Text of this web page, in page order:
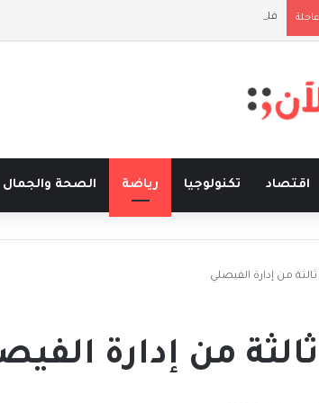
عاجلة فلسفة الخيط والموج: نصف قرن في مدرسة البحر مع غسان
اقتصاد تكنولوجيا رياضة الصحة والجمال
من إدارة الفيصلي
من إدارة